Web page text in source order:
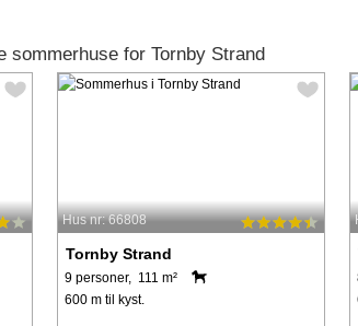
for Tornby Strand
Hus nr: 66808
Tornby Strand
9 personer, 111 m²
600 m til kyst.